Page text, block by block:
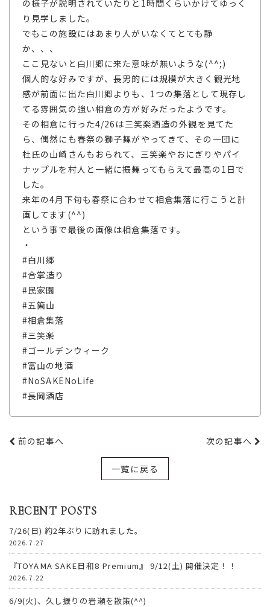
RECENT POSTS
7/26(日) 約2年ぶりに訪れました。
2026.7.27
『TOYAMA SAKE日和8 Premium』 9/12(土) 開催決定！！
2026.7.22
6/9(火)、久し振りの岩瀬を散策(^^)
の様子が説明されていたりと1時間くらいかけてゆっく
り見学しました。
でもこの施設にはあまり人がいなくてとても静
か、、、
ここ見ないと白川郷に来た意味が無いような(^^;)
個人的な好みですが、長男的には規模が大きく観光地
感が前面に出た白川郷よりも、1つの集落として現存し
てる雰囲気の強い相倉の方が好みだったようです。
その相倉に行った4/26は三笑楽酒造の外観を見てた
ら、偶然にも春祭の獅子舞がやってきて、その一団に
杜氏の山崎さんもおられて、三笑楽やおにぎりやパイ
ナップルを村人と一緒に振舞ってもらえて最高の1日で
した。
来年の4月下旬も春祭に合わせて相倉集落に行こうと計
画してます(^^)
という事で最後の画像は相倉集落です。
・
#白川郷
#合掌造り
#民家園
#五箇山
#相倉集落
#三笑楽
#ゴールデンウィーク
#富山の地酒
#NoSAKENoLife
#長岡酒店
前の記事へ 次の記事へ
一覧に戻る